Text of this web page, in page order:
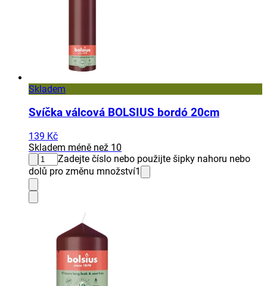
Skladem
Svíčka válcová BOLSIUS bordó 20cm
139 Kč
Skladem méně než 10
Zadejte číslo nebo použijte šipky nahoru nebo
dolů pro změnu množství1